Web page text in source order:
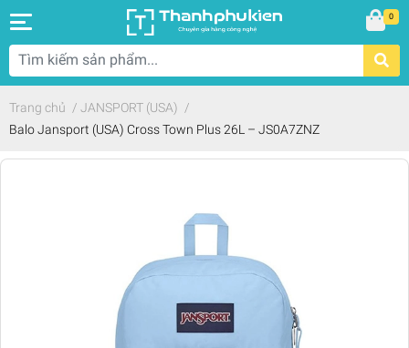
0
Trang chủ / JANSPORT (USA) /
Balo Jansport (USA) Cross Town Plus 26L – JS0A7ZNZ